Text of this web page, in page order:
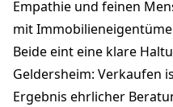
Empathie und feinen
mit
Beide eint eine klare
Geldersheim: Verkaufen
Ergebnis ehrlicher